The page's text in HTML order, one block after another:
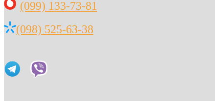
(099) 133-73-81
(098) 525-63-38